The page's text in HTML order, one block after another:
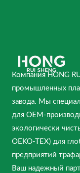
Компания HONG
промышленных
завода. Мы
для OEM-
экологически
OEKO-TEX) для
предприятий
Ваш надежный